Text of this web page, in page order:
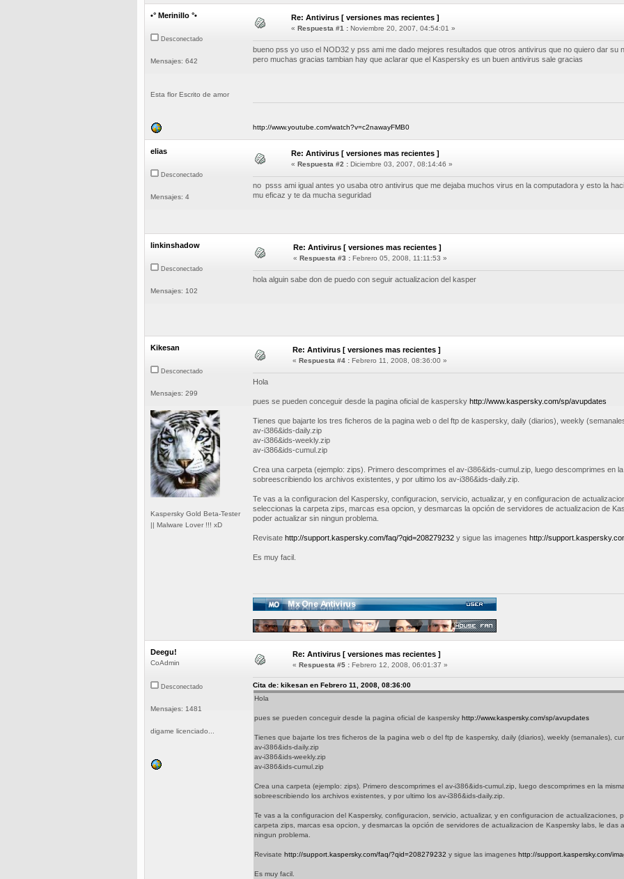
•° Merinillo °•
Desconectado
Mensajes: 642
Esta flor Escrito de amor
Re: Antivirus [ versiones mas recientes ]
« Respuesta #1 : Noviembre 20, 2007, 04:54:01 »
bueno pss yo uso el NOD32 y pss ami me dado mejores resultados que otros antivirus que no quiero dar su
pero muchas gracias tambian hay que aclarar que el Kaspersky es un buen antivirus sale gracias
http://www.youtube.com/watch?v=c2nawayFMB0
elias
Desconectado
Mensajes: 4
Re: Antivirus [ versiones mas recientes ]
« Respuesta #2 : Diciembre 03, 2007, 08:14:46 »
no psss ami igual antes yo usaba otro antivirus que me dejaba muchos virus en la computadora y esto la
mu eficaz y te da mucha seguridad
linkinshadow
Desconectado
Mensajes: 102
Re: Antivirus [ versiones mas recientes ]
« Respuesta #3 : Febrero 05, 2008, 11:11:53 »
hola alguin sabe don de puedo con seguir actualizacion del kasper
Kikesan
Desconectado
Mensajes: 299
Kaspersky Gold Beta-Tester
|| Malware Lover !!! xD
Re: Antivirus [ versiones mas recientes ]
« Respuesta #4 : Febrero 11, 2008, 08:36:00 »
Hola
pues se pueden conceguir desde la pagina oficial de kaspersky http://www.kaspersky.com/sp/avupdates
Tienes que bajarte los tres ficheros de la pagina web o del ftp de kaspersky, daily (diarios), weekly
av-i386&ids-daily.zip
av-i386&ids-weekly.zip
av-i386&ids-cumul.zip
Crea una carpeta (ejemplo: zips). Primero descomprimes el av-i386&ids-cumul.zip, luego descomprimes en
sobreescribiendo los archivos existentes, y por ultimo los av-i386&ids-daily.zip.
Te vas a la configuracion del Kaspersky, configuracion, servicio, actualizar, y en configuracion de
seleccionas la carpeta zips, marcas esa opcion, y desmarcas la opción de servidores de actualizacion de
poder actualizar sin ningun problema.
Revisate http://support.kaspersky.com/faq/?qid=208279232 y sigue las imagenes http://
Es muy facil.
Deegu!
CoAdmin
Desconectado
Mensajes: 1481
digame licenciado...
Re: Antivirus [ versiones mas recientes ]
« Respuesta #5 : Febrero 12, 2008, 06:01:37 »
Cita de: kikesan en Febrero 11, 2008, 08:36:00
Hola
pues se pueden conceguir desde la pagina oficial de kaspersky http://www.kaspersky.com/sp/avupdates
Tienes que bajarte los tres ficheros de la pagina web o del ftp de kaspersky, daily (diarios), weekly (semanales),
av-i386&ids-daily.zip
av-i386&ids-weekly.zip
av-i386&ids-cumul.zip
Crea una carpeta (ejemplo: zips). Primero descomprimes el av-i386&ids-cumul.zip, luego descomprimes en la
sobreescribiendo los archivos existentes, y por ultimo los av-i386&ids-daily.zip.
Te vas a la configuracion del Kaspersky, configuracion, servicio, actualizar, y en configuracion de actualizaciones,
carpeta zips, marcas esa opcion, y desmarcas la opción de servidores de actualizacion de Kaspersky labs, le das
ningun problema.
Revisate http://support.kaspersky.com/faq/?qid=208279232 y sigue las imagenes http://support.kaspersky.com/
Es muy facil.